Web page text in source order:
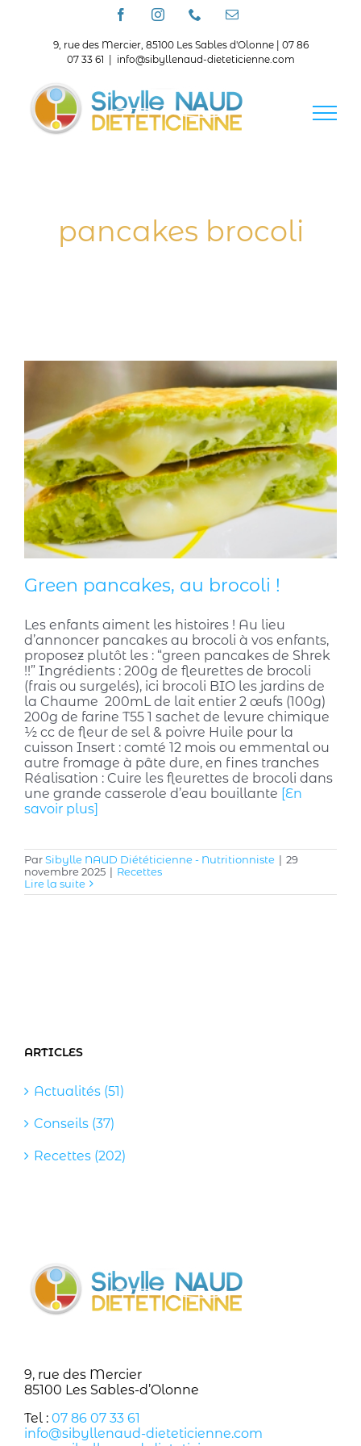
FacebookInstagramTéléphoneEmail
9, rue des Mercier, 85100 Les Sables d'Olonne | 07 86
07 33 61
info@sibyllenaud-dieteticienne.com
pancakes brocoli
Green pancakes, au brocoli !
Les enfants aiment les histoires ! Au lieu
d’annoncer pancakes au brocoli à vos enfants,
proposez plutôt les : “green pancakes de Shrek
!!” Ingrédients : 200g de fleurettes de brocoli
(frais ou surgelés), ici brocoli BIO les jardins de
la Chaume 200mL de lait entier 2 œufs (100g)
200g de farine T55 1 sachet de levure chimique
½ cc de fleur de sel & poivre Huile pour la
cuisson Insert : comté 12 mois ou emmental ou
autre fromage à pâte dure, en fines tranches
Réalisation : Cuire les fleurettes de brocoli dans
une grande casserole d’eau bouillante [En
savoir plus]
ParSibylle NAUD Diététicienne - Nutritionniste | 29
novembre 2025 | Recettes
Lire la suite
ARTICLES
Actualités (51)
Conseils (37)
Recettes (202)
9, rue des Mercier
85100 Les Sables-d’Olonne
Tel : 07 86 07 33 61
info@sibyllenaud-dieteticienne.com